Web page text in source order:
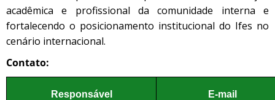
acadêmica e profissional da comunidade interna e
fortalecendo o posicionamento institucional do Ifes no
cenário internacional.
Contato:
Responsável E-mail